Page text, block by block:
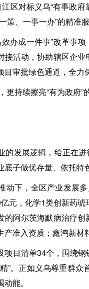
区对标义乌“有事政
策、一事一办”的精准
办成一件事”改革事
活动，协助辖区企
审批绿色通道，全力
更持续擦亮“有为政府”
的发展逻辑，给正在
子做优存量、依托特
动下，全区产业发展
元，化学1类创新药
的阿尔茨海默病治疗
准入资质；鑫鸿新材
项目清单34个，围绕
精”。正如义乌尊重
能。